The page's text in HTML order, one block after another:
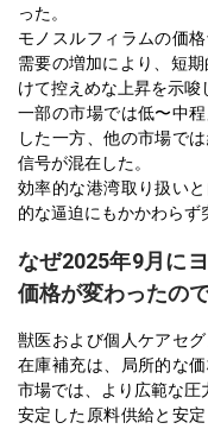
った。
モノスルフィラムの価
需要の増加により、短
けて控えめな上昇を示唆
一部の市場では低〜中
した一方、他の市場で
信号が混在した。
効率的な港湾取り扱い
的な逼迫にもかかわらず
なぜ2025年9月に
価格が変わったので
獣医および個人ケアセ
在庫補充は、局所的な
市場では、より広範な圧
安定した原料供給と安